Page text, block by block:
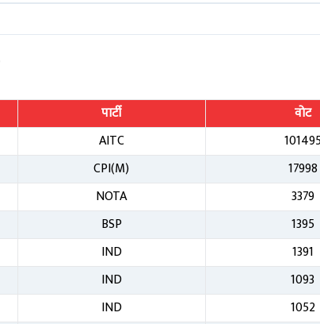
पार्टी
वोट
AITC
CPI(M)
17998
NOTA
3379
BSP
1395
IND
1391
IND
1093
IND
1052